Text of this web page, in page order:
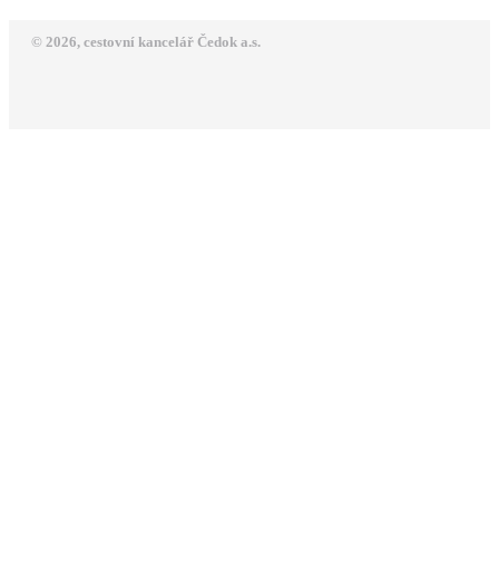
© 2026, cestovní kancelář Čedok a.s.